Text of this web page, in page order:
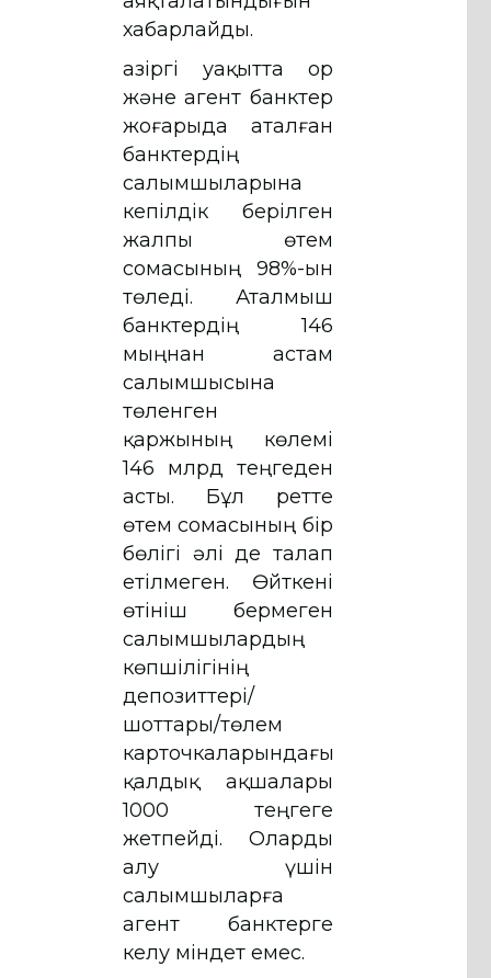
хабарлайды.
Қазіргі уақытта Қор
және агент банктер
жоғарыда аталған
банктердің
салымшыларына
кепілдік берілген
жалпы өтем
сомасының 98%-ын
төледі. Аталмыш
банктердің 146
мыңнан астам
салымшысына
төленген
қаржының көлемі
146 млрд теңгеден
асты. Бұл ретте
өтем сомасының бір
бөлігі әлі де талап
етілмеген. Өйткені
өтініш бермеген
салымшылардың
көпшілігінің
депозиттері/
шоттары/төлем
карточкаларындағы
қалдық ақшалары
1000 теңгеге
жетпейді. Оларды
алу үшін
салымшыларға
агент банктерге
келу міндет емес.